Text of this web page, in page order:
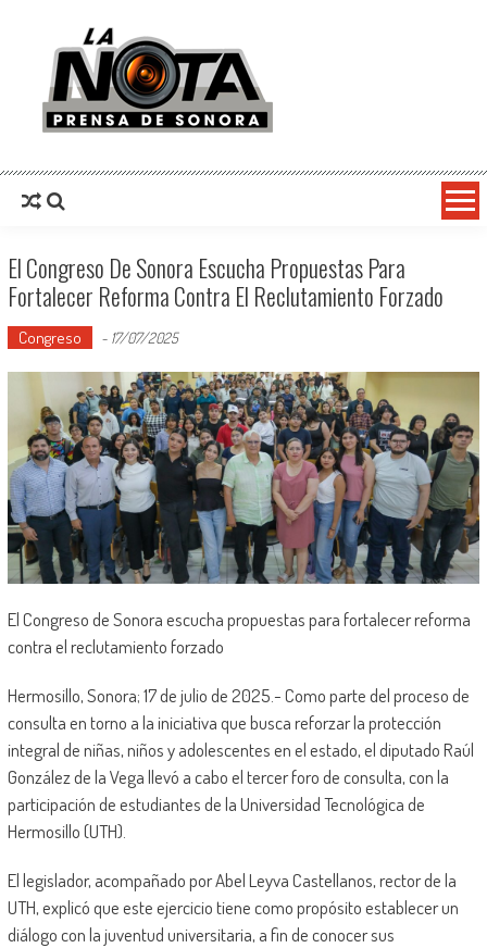
La Nota Prensa De Sonora
El Congreso De Sonora Escucha Propuestas Para
Fortalecer Reforma Contra El Reclutamiento Forzado
Congreso - 17/07/2025
El Congreso de Sonora escucha propuestas para fortalecer reforma
contra el reclutamiento forzado
Hermosillo, Sonora; 17 de julio de 2025.- Como parte del proceso de
consulta en torno a la iniciativa que busca reforzar la protección
integral de niñas, niños y adolescentes en el estado, el diputado Raúl
González de la Vega llevó a cabo el tercer foro de consulta, con la
participación de estudiantes de la Universidad Tecnológica de
Hermosillo (UTH).
El legislador, acompañado por Abel Leyva Castellanos, rector de la
UTH, explicó que este ejercicio tiene como propósito establecer un
diálogo con la juventud universitaria, a fin de conocer sus